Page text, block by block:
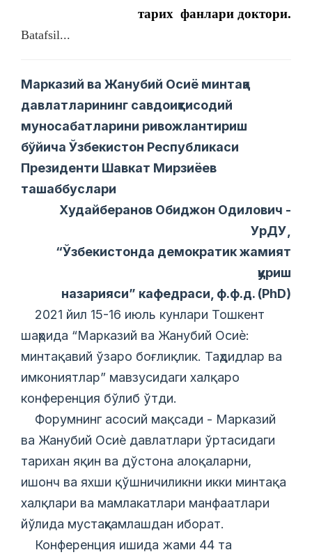
тарих фанлари доктори.
Batafsil...
Марказий ва Жанубий Осиё минтақа
давлатларининг савдоиқтисодий
муносабатларини ривожлантириш
бўйича Ўзбекистон Республикаси
Президенти Шавкат Мирзиёев
ташаббуслари
Худайберанов Обиджон Одилович -
УрДУ,
“Ўзбекистонда демократик жамият
қуриш
назарияси” кафедраси, ф.ф.д. (PhD)
2021 йил 15-16 июль кунлари Тошкент
шаҳрида “Марказий ва Жанубий Осиѐ:
минтақавий ўзаро боғлиқлик. Таҳдидлар ва
имкониятлар” мавзусидаги халқаро
конференция бўлиб ўтди.
Форумнинг асосий мақсади - Марказий
ва Жанубий Осиѐ давлатлари ўртасидаги
тарихан яқин ва дўстона алоқаларни,
ишонч ва яхши қўшничиликни икки минтақа
халқлари ва мамлакатлари манфаатлари
йўлида мустаҳкамлашдан иборат.
Конференция ишида жами 44 та